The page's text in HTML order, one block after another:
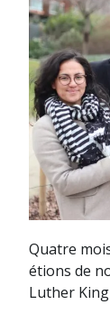
Quatre
étions de
Luther